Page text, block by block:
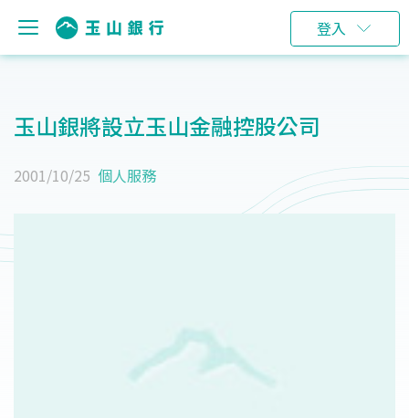
登入
玉山銀將設立玉山金融控股公司
2001/10/25 個人服務